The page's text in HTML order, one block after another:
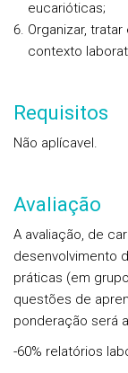
eucarióticas;
Organizar,
contexto
Requisitos
Não aplícavel.
Avaliação
A avaliação, de
desenvolvimento
práticas (em
questões de
ponderação será
-60% relatórios